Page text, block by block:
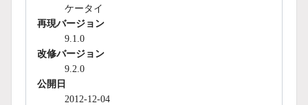
ケータイ
再現バージョン
9.1.0
改修バージョン
9.2.0
公開日
2012-12-04